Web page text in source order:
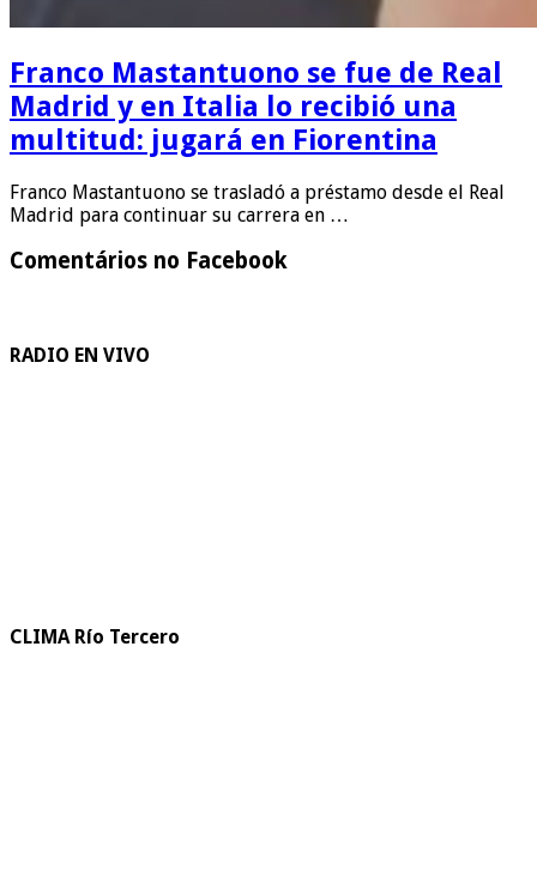
Franco Mastantuono se fue de Real
Madrid y en Italia lo recibió una
multitud: jugará en Fiorentina
Franco Mastantuono se trasladó a préstamo desde el Real
Madrid para continuar su carrera en …
Comentários no Facebook
RADIO EN VIVO
CLIMA Río Tercero